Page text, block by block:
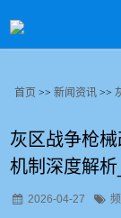
首页 >>新闻资讯 >>
灰区战争枪
机制深度解
2026-04-27 频